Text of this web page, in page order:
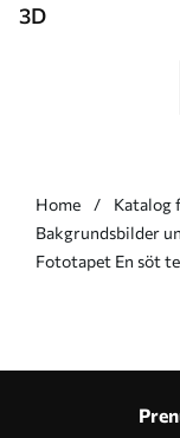
3D
Home
Katalog
Bakgrundsbilder
Fototapet